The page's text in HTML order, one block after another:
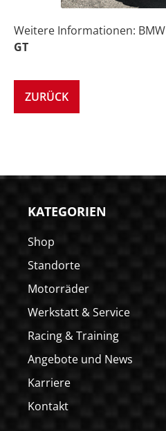
Weitere Informationen: BMW
GT
ZURÜCK
KATEGORIEN
Shop
Standorte
Motorräder
Werkstatt & Service
Racing & Training
Angebote und News
Karriere
Kontakt